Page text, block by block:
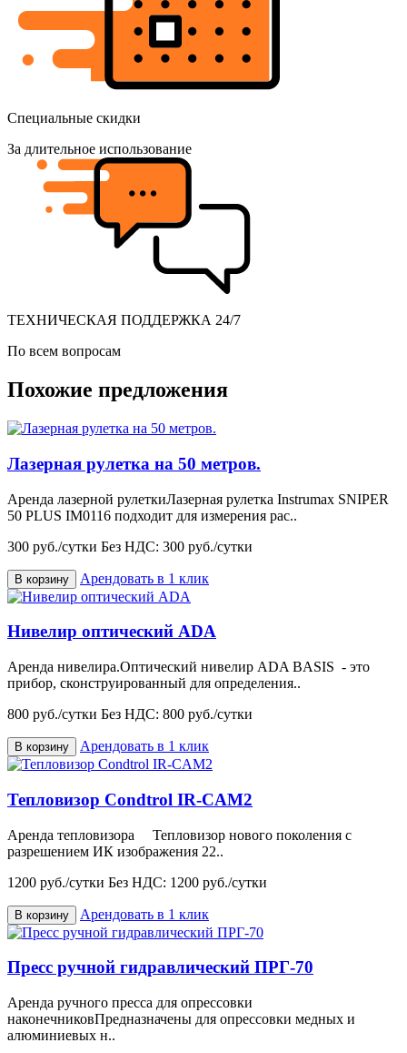
Специальные скидки
За длительное использование
ТЕХНИЧЕСКАЯ ПОДДЕРЖКА 24/7
По всем вопросам
Похожие предложения
Лазерная рулетка на 50 метров.
Аренда лазерной рулеткиЛазерная рулетка Instrumax SNIPER
50 PLUS IM0116 подходит для измерения рас..
300 руб./сутки Без НДС: 300 руб./сутки
В корзину Арендовать в 1 клик
Нивелир оптический ADA
Аренда нивелира.Оптический нивелир ADA BASIS - это
прибор, сконструированный для определения..
800 руб./сутки Без НДС: 800 руб./сутки
В корзину Арендовать в 1 клик
Тепловизор Condtrol IR-CAM2
Аренда тепловизора Тепловизор нового поколения с
разрешением ИК изображения 22..
1200 руб./сутки Без НДС: 1200 руб./сутки
В корзину Арендовать в 1 клик
Пресс ручной гидравлический ПРГ-70
Аренда ручного пресса для опрессовки
наконечниковПредназначены для опрессовки медных и
алюминиевых н..